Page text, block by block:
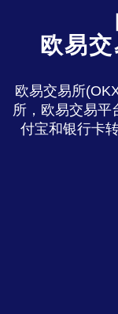
欧易
欧易交易所
所，欧易交易平
付宝和银行卡